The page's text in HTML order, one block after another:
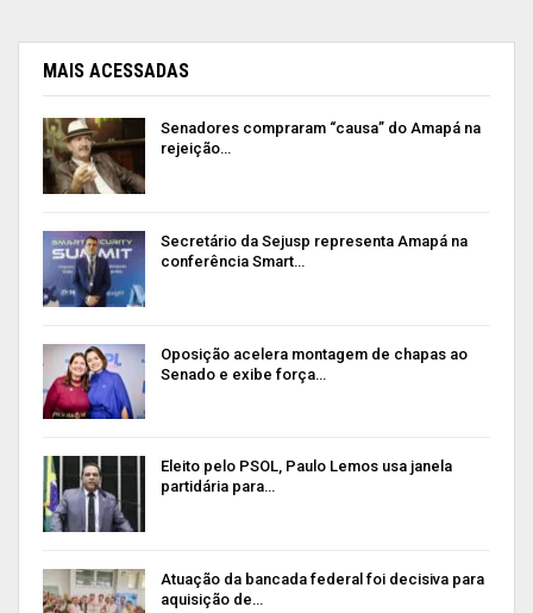
MAIS ACESSADAS
Senadores compraram “causa” do Amapá na
rejeição…
Secretário da Sejusp representa Amapá na
conferência Smart…
Oposição acelera montagem de chapas ao
Senado e exibe força…
Eleito pelo PSOL, Paulo Lemos usa janela
partidária para…
Atuação da bancada federal foi decisiva para
aquisição de…